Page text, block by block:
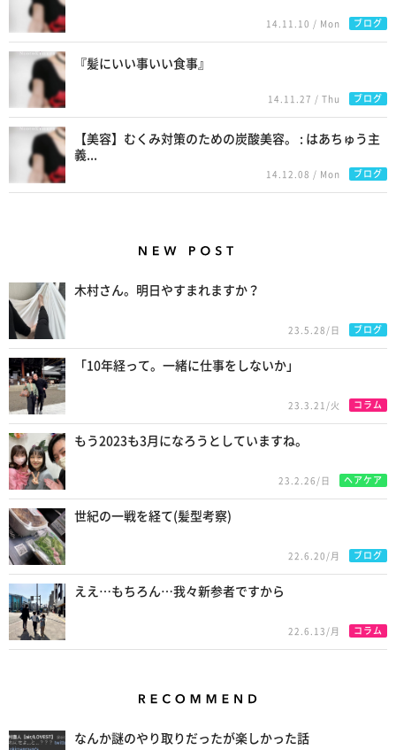
14.11.10 / Mon ブログ
『髪にいい事いい食事』
14.11.27 / Thu ブログ
【美容】むくみ対策のための炭酸美容。 : はあちゅう主
義...
14.12.08 / Mon ブログ
木村さん。明日やすまれますか？
23.5.28/日 ブログ
「10年経って。一緒に仕事をしないか」
23.3.21/火 コラム
もう2023も3月になろうとしていますね。
23.2.26/日 ヘアケア
世紀の一戦を経て(髪型考察)
22.6.20/月 ブログ
ええ…もちろん…我々新参者ですから
22.6.13/月 コラム
なんか謎のやり取りだったが楽しかった話